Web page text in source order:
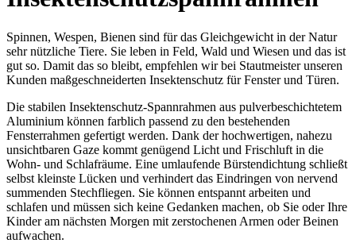
Spinnen, Wespen, Bienen sind für das Gleichgewicht in der Natur
sehr nützliche Tiere. Sie leben in Feld, Wald und Wiesen und das ist
gut so. Damit das so bleibt, empfehlen wir bei Stautmeister unseren
Kunden maßgeschneiderten Insektenschutz für Fenster und Türen.
Die stabilen Insektenschutz-Spannrahmen aus pulverbeschichtetem
Aluminium können farblich passend zu den bestehenden
Fensterrahmen gefertigt werden. Dank der hochwertigen, nahezu
unsichtbaren Gaze kommt genügend Licht und Frischluft in die
Wohn- und Schlafräume. Eine umlaufende Bürstendichtung schließt
selbst kleinste Lücken und verhindert das Eindringen von nervend
summenden Stechfliegen. Sie können entspannt arbeiten und
schlafen und müssen sich keine Gedanken machen, ob Sie oder Ihre
Kinder am nächsten Morgen mit zerstochenen Armen oder Beinen
aufwachen.